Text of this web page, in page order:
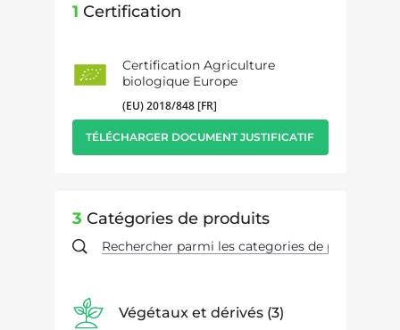
1 Certification
Certification Agriculture
biologique Europe
(EU) 2018/848 [FR]
TÉLÉCHARGER DOCUMENT JUSTIFICATIF
3 Catégories de produits
Végétaux et dérivés 3